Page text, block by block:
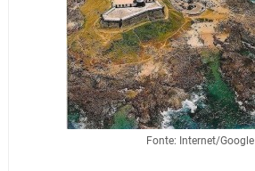
Fonte: Internet/Google